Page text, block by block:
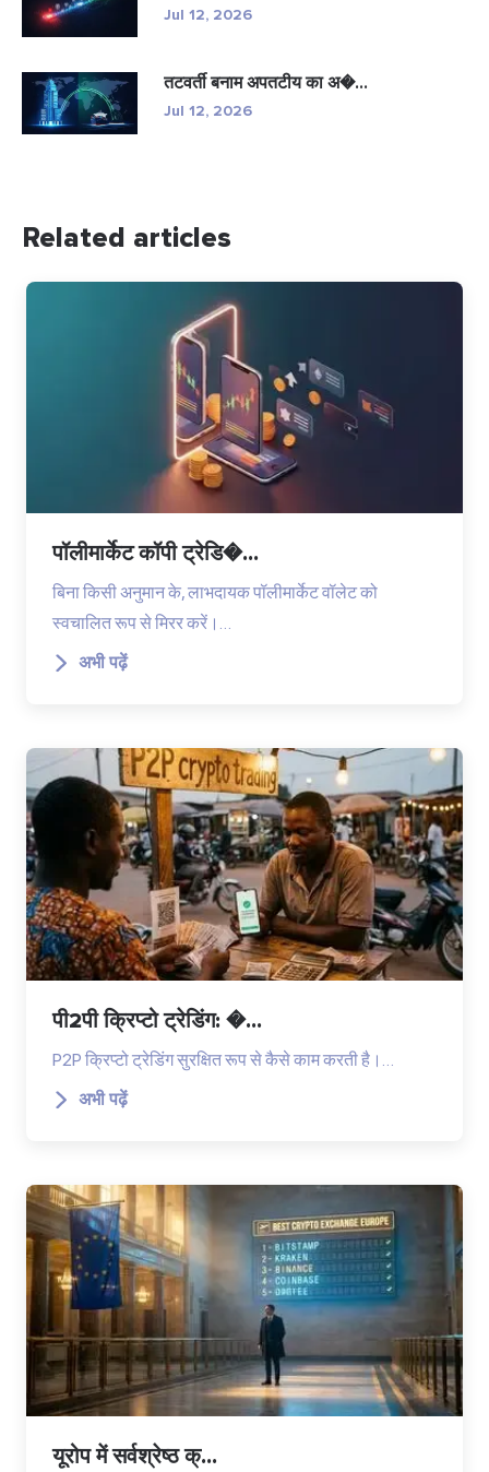
Jul 12, 2026
तटवर्ती बनाम अपतटीय का अ�...
Jul 12, 2026
Related articles
पॉलीमार्केट कॉपी ट्रेडि�...
बिना किसी अनुमान के, लाभदायक पॉलीमार्केट वॉलेट को
स्वचालित रूप से मिरर करें।…
अभी पढ़ें
पी2पी क्रिप्टो ट्रेडिंग: �...
P2P क्रिप्टो ट्रेडिंग सुरक्षित रूप से कैसे काम करती है।…
अभी पढ़ें
यूरोप में सर्वश्रेष्ठ क्...